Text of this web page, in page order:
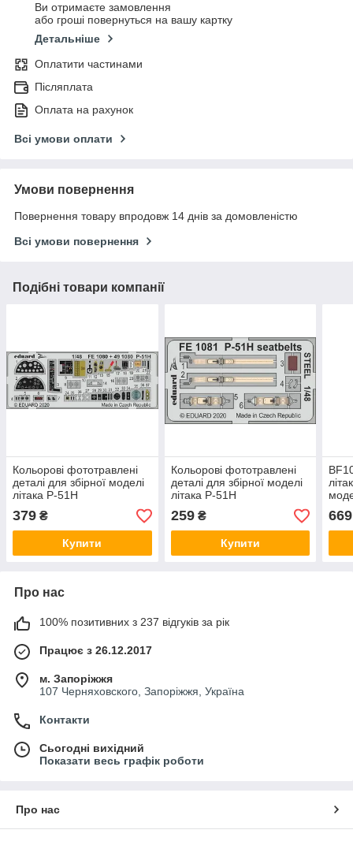
Ви отримаєте замовлення
або гроші повернуться на вашу картку
Детальніше
Оплатити частинами
Післяплата
Оплата на рахунок
Всі умови оплати
Умови повернення
Повернення товару впродовж 14 днів за домовленістю
Всі умови повернення
Подібні товари компанії
Кольорові фототравлені
деталі для збірної моделі
літака P-51H
(MODELSVIT) у масштабі
1/48. EDUARD FE1080
379 ₴
Купити
Кольорові фототравлені
деталі для збірної моделі
літака P-51H
(MODELSVIT) у масштабі
1/48. EDUARD FE1081
259₴
Купити
669
Про нас
100% позитивних з 237 відгуків за рік
Працює з 26.12.2017
м. Запоріжжя
107 Черняховского, Запоріжжя, Україна
Контакти
Сьогодні вихідний
Показати весь графік роботи
Про нас